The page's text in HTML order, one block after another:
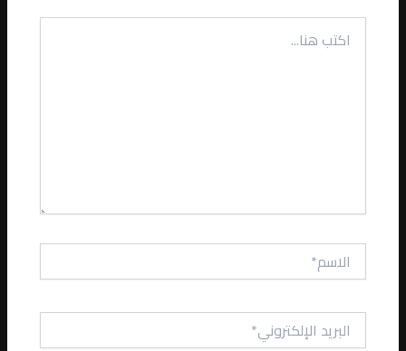
اكتب
هنا...
الاسم*
البريد
الإلكتروني*